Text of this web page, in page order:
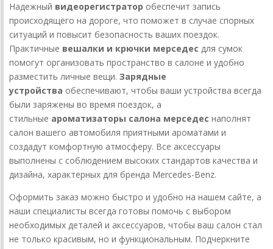
Надежный видеорегистратор обеспечит запись
происходящего на дороге, что поможет в случае спорных
ситуаций и повысит безопасность ваших поездок.
Практичные вешалки и крючки мерседес для сумок
помогут организовать пространство в салоне и удобно
разместить личные вещи. Зарядные
устройства обеспечивают, чтобы ваши устройства всегда
были заряжены во время поездок, а
стильные ароматизаторы салона мерседес наполнят
салон вашего автомобиля приятными ароматами и
создадут комфортную атмосферу. Все аксессуары
выполнены с соблюдением высоких стандартов качества и
дизайна, характерных для бренда Mercedes-Benz.
Оформить заказ можно быстро и удобно на нашем сайте, а
наши специалисты всегда готовы помочь с выбором
необходимых деталей и аксессуаров, чтобы ваш салон стал
не только красивым, но и функциональным. Подчеркните